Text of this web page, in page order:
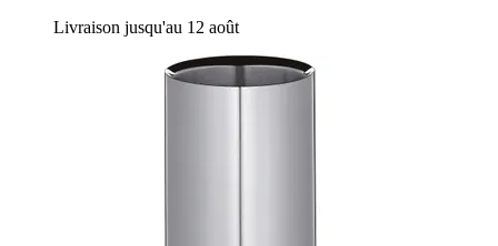
Livraison jusqu'au 12 août